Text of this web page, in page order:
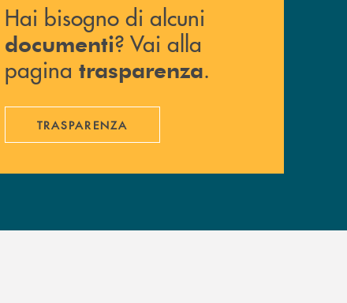
Hai bisogno di alcuni
documenti? Vai alla
pagina trasparenza.
TRASPARENZA